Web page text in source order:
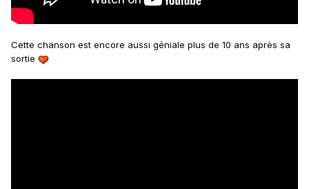
Cette chanson est encore aussi géniale plus de 10 ans après sa
sortie